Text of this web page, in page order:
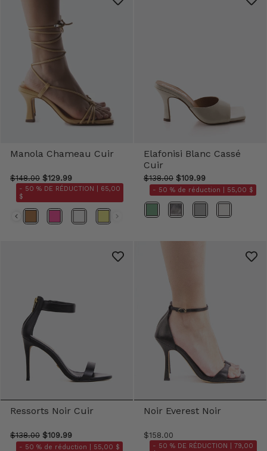
Manola Chameau Cuir
$148.00 $129.99
- 50 % DE RÉDUCTION |
65,00
$
Couleurs
Elafonisi Blanc Cassé
Cuir
$138.00 $109.99
- 50 % de réduction | 55,00 $
Couleurs
Ressorts Noir Cuir
$138.00 $109.99
- 50 % de réduction | 55,00 $
Noir Everest Noir
$158.00
- 50 % DE RÉDUCTION |
79,00